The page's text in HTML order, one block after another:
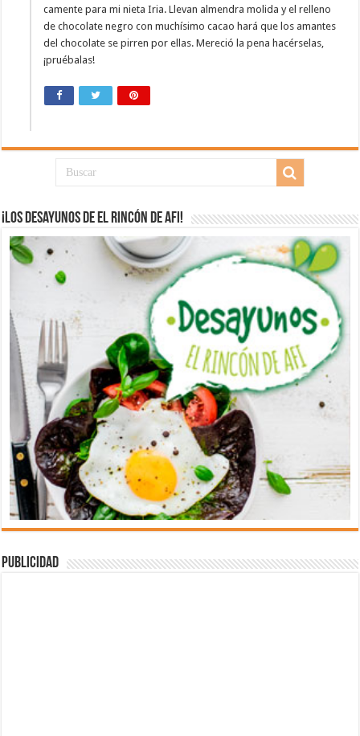
camente para mi nieta Iria. Llevan almendra molida y el relleno
de chocolate negro con muchísimo cacao hará que los amantes
del chocolate se pirren por ellas. Mereció la pena hacérselas,
¡pruébalas!
¡Los desayunos de El Rincón de Afi!
Publicidad